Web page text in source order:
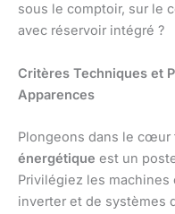
sous le comptoir, sur le
avec réservoir intégré ?
Critères Techniques et
Apparences
Plongeons dans le cœur
énergétique est un
Privilégiez les
inverter et de systèmes